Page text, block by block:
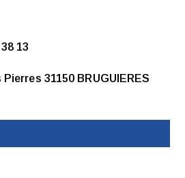
13
31150 BRUGUIERES